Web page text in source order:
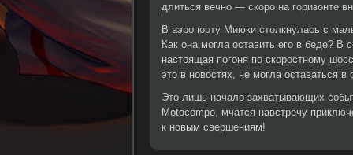
длиться вечно — скоро на горизонте
В аэропорту Миюки столкнулась с
Как она могла оставить его в беде? В
настоящая погоня по скоростному
это в новостях, не могла оставаться
Это лишь начало захватывающих
Motocompo, мчатся навстречу
к новым свершениям!